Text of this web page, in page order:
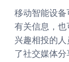
移动智能设
有关信息，
兴趣相投的
了社交媒体分